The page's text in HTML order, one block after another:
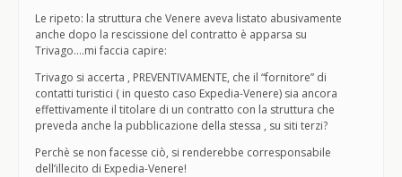
Le ripeto: la struttura che Venere aveva listato abusivamente
anche dopo la rescissione del contratto è apparsa su
Trivago….mi faccia capire:
Trivago si accerta , PREVENTIVAMENTE, che il “fornitore” di
contatti turistici ( in questo caso Expedia-Venere) sia ancora
effettivamente il titolare di un contratto con la struttura che
preveda anche la pubblicazione della stessa , su siti terzi?
Perchè se non facesse ciò, si renderebbe corresponsabile
dell’illecito di Expedia-Venere!